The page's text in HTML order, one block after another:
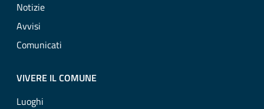
Notizie
Avvisi
Comunicati
VIVERE IL COMUNE
Luoghi